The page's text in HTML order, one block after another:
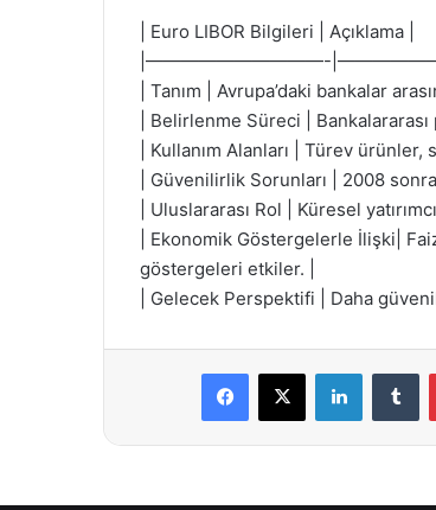
| Euro LIBOR Bilgileri | Açıklama |
|——————————-
| Tanım | Avrupa’daki bankalar
| Belirlenme Süreci |
| Kullanım Alanları | Türev
| Güvenilirlik Sorunları | 2008
| Uluslararası Rol | Küresel
| Ekonomik Göstergelerle İlişki|
göstergeleri etkiler. |
| Gelecek Perspektifi | Daha
Facebook
X LinkedIn